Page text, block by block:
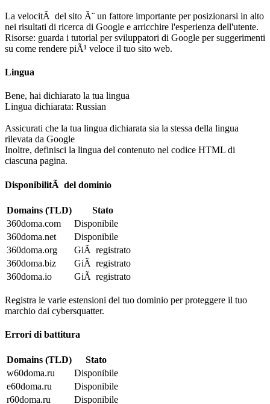
La velocitÃ del sito Ã¨ un fattore importante per posizionarsi in alto
nei risultati di ricerca di Google e arricchire l'esperienza dell'utente.
Risorse: guarda i tutorial per sviluppatori di Google per suggerimenti
su come rendere piÃ¹ veloce il tuo sito web.
Lingua
Bene, hai dichiarato la tua lingua
Lingua dichiarata: Russian
Assicurati che la tua lingua dichiarata sia la stessa della lingua
rilevata da Google
Inoltre, definisci la lingua del contenuto nel codice HTML di
ciascuna pagina.
DisponibilitÃ del dominio
Domains (TLD)
Stato
360doma.com
Disponibile
360doma.net
Disponibile
360doma.org
GiÃ registrato
360doma.biz
GiÃ registrato
360doma.io
GiÃ registrato
Registra le varie estensioni del tuo dominio per proteggere il tuo
marchio dai cybersquatter.
Errori di battitura
Domains (TLD)
Stato
w60doma.ru
Disponibile
e60doma.ru
Disponibile
r60doma.ru
Disponibile